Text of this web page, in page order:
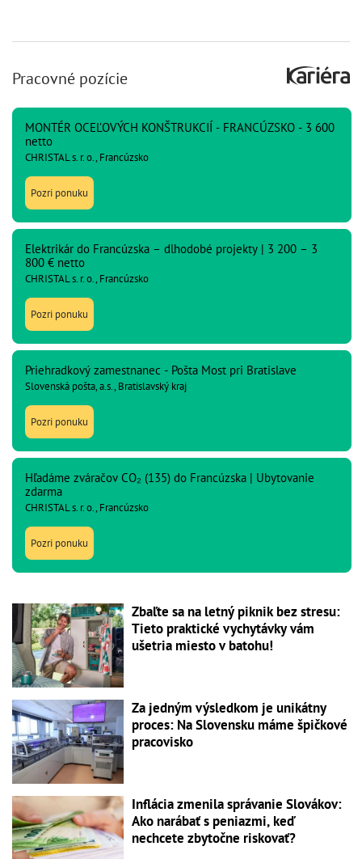
Pracovné pozície
MONTÉR OCEĽOVÝCH KONŠTRUKCIÍ - FRANCÚZSKO - 3 600
netto
CHRISTAL s. r. o., Francúzsko
Pozri ponuku
Elektrikár do Francúzska – dlhodobé projekty | 3 200 – 3
800 € netto
CHRISTAL s. r. o., Francúzsko
Pozri ponuku
Priehradkový zamestnanec - Pošta Most pri Bratislave
Slovenská pošta, a.s., Bratislavský kraj
Pozri ponuku
Hľadáme zváračov CO₂ (135) do Francúzska | Ubytovanie
zdarma
CHRISTAL s. r. o., Francúzsko
Pozri ponuku
Zbaľte sa na letný piknik bez stresu:
Tieto praktické vychytávky vám
ušetria miesto v batohu!
Za jedným výsledkom je unikátny
proces: Na Slovensku máme špičkové
pracovisko
Inflácia zmenila správanie Slovákov:
Ako narábať s peniazmi, keď
nechcete zbytočne riskovať?